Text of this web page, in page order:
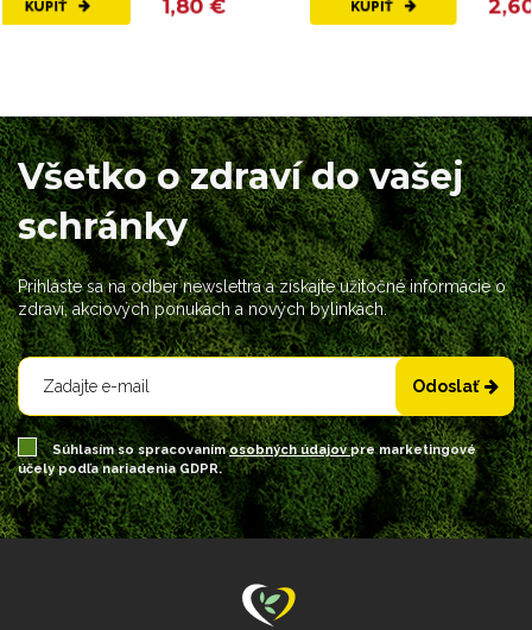
1,80 € KÚPIŤ 2,60 €
Všetko o zdraví do vašej
schránky
Prihláste sa na odber newslettra a získajte užitočné informácie o
zdraví, akciových ponukách a nových bylinkách.
Odoslať
Súhlasím so spracovanímosobných údajovpre marketingové
účely podľa nariadenia GDPR.